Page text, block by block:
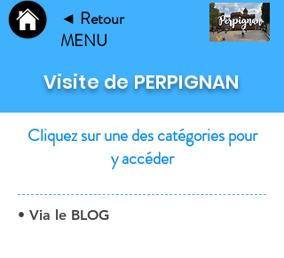
◄ Retour
MENU
Visite de PERPIGNAN
Cliquez sur une des catégories pour
y accéder
• Via le BLOG